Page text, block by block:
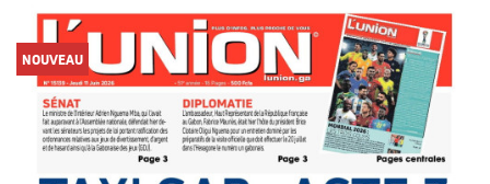
NOUVEAU